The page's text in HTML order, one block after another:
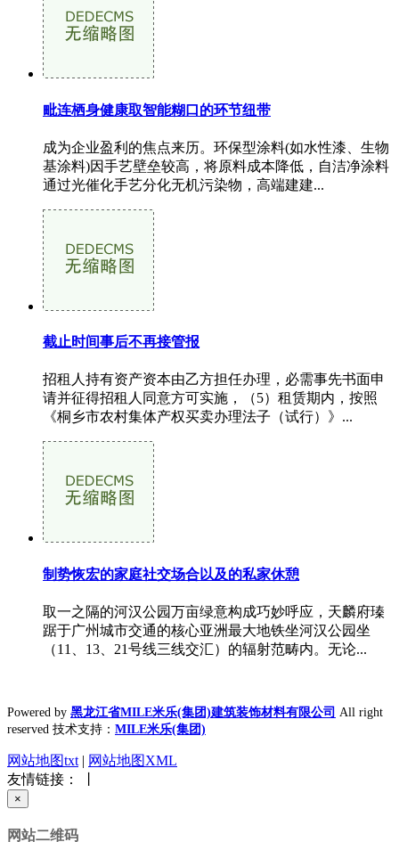
毗连栖身健康取智能糊口的环节纽带
成为企业盈利的焦点来历。环保型涂料(如水性漆、生物
基涂料)因手艺壁垒较高，将原料成本降低，自洁净涂料
通过光催化手艺分化无机污染物，高端建建...
截止时间事后不再接管报
招租人持有资产资本由乙方担任办理，必需事先书面申
请并征得招租人同意方可实施，（5）租赁期内，按照
《桐乡市农村集体产权买卖办理法子（试行）》...
制势恢宏的家庭社交场合以及的私家休憩
取一之隔的河汉公园万亩绿意构成巧妙呼应，天麟府瑧
踞于广州城市交通的核心亚洲最大地铁坐河汉公园坐
（11、13、21号线三线交汇）的辐射范畴内。无论...
Powered by 黑龙江省MILE米乐(集团)建筑装饰材料有限公司 All right
reserved 技术支持： MILE米乐(集团)
网站地图txt | 网站地图XML
友情链接： 丨
×
网站二维码